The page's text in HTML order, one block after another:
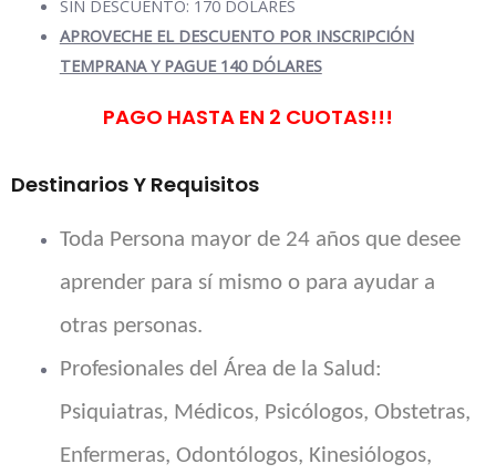
SIN DESCUENTO: 170 DÓLARES
APROVECHE EL DESCUENTO POR INSCRIPCIÓN
TEMPRANA Y PAGUE 140 DÓLARES
PAGO HASTA EN 2 CUOTAS!!!
Destinarios Y Requisitos
Toda Persona mayor de 24 años que desee
aprender para sí mismo o para ayudar a
otras personas.
Profesionales del Área de la Salud:
Psiquiatras, Médicos, Psicólogos, Obstetras,
Enfermeras, Odontólogos, Kinesiólogos,